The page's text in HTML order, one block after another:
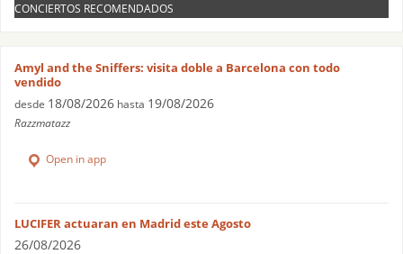
CONCIERTOS RECOMENDADOS
Amyl and the Sniffers: visita doble a Barcelona con todo
vendido
desde 18/08/2026 hasta 19/08/2026
Razzmatazz
Open in app
LUCIFER actuaran en Madrid este Agosto
26/08/2026